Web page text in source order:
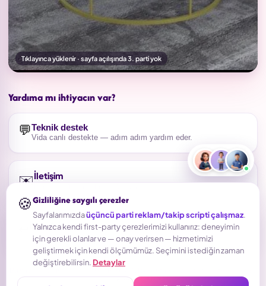
▶
Tıklayınca yüklenir · sayfa açılışında 3. parti yok
Yardıma mı ihtiyacın var?
💬Teknik destek
Vida canlı destekte — adım adım yardım eder.
✉️İletişim
İade & İptal
Koşullar ve cayma hakkı.
linkten ulaştın.
🍪Gizliliğine saygılı çerezler
Sayfalarımızdaüçüncü parti reklam/takip scripti çalışmaz.
Yalnızca kendi first-party çerezlerimizi kullanırız: deneyimin
için gerekli olanlar ve — onay verirsen — hizmetimizi
geliştirmek için kendi ölçümümüz. Seçimini istediğin zaman
değiştirebilirsin. Detaylar